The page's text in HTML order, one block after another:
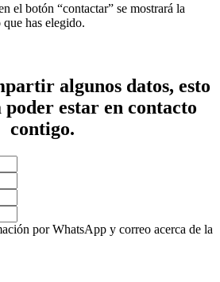
el botón “contactar” se mostrará la
has elegido.
algunos datos, esto
poder estar en contacto
contigo.
por WhatsApp y correo acerca de la